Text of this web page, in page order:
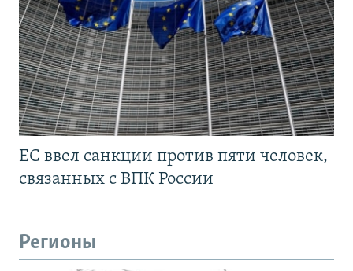
ЕС ввел санкции против пяти человек,
связанных с ВПК России
Регионы